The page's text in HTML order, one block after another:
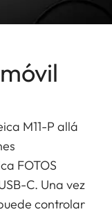
M11-P allá
FOTOS
C. Una vez
controlar